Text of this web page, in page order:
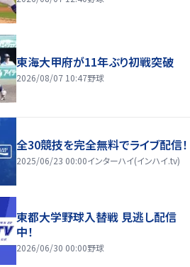
東海大甲府が11年ぶり初戦突破
2026/08/07 10:47野球
全30競技を完全無料でライブ配信！
2025/06/23 00:00インターハイ(インハイ.tv)
東都大学野球入替戦 見逃し配信
中！
2026/06/30 00:00野球